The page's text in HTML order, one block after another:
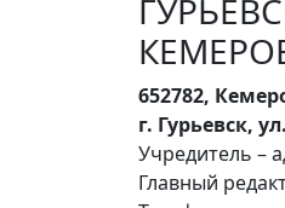
652782,
г. Гурьевск,
Учредитель –
Главный